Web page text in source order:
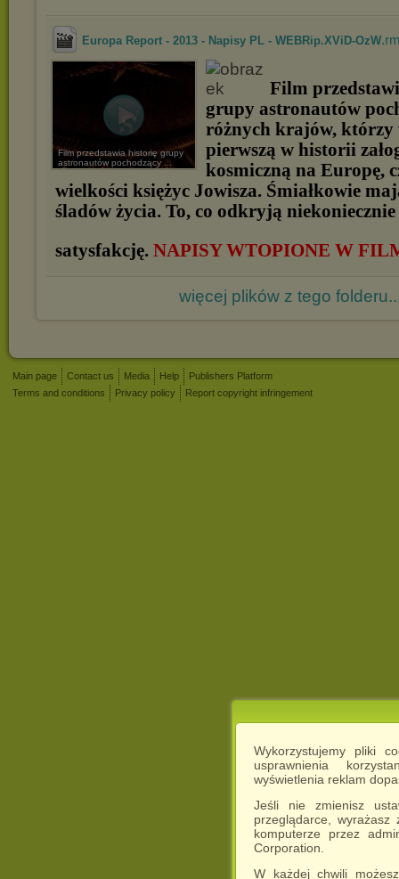
Wykorzystujemy pliki
usprawnienia
wyświetlenia reklam
Jeśli nie zmienisz
przeglądarce,
komputerze przez
Corporation.
W każdej chwili
Europa Report - 2013 - Napisy PL - WEBRip.XViD-OzW
Film przedstawia historię grupy
astronautów pochodzący ...
Film
grupy astronautów
różnych krajów, którzy
pierwszą w historii
kosmiczną na Europę,
wielkości księżyc Jowisza. Śmiałkowie
śladów życia. To, co odkryją
satysfakcję. NAPISY WTOPIONE W
więcej plików z tego
Main page Contact us Media Help
Publishers Platform
Terms and conditions
Privacy policy Report copyright infringement